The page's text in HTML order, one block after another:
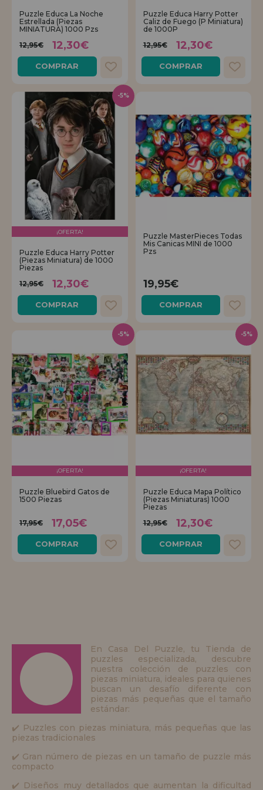
REGISTRO DISTRIBUIDOR
Puzzle Educa La Noche
Estrellada (Piezas
MINIATURA) 1000 Pzs
12,95€
12,30€
COMPRAR
Puzzle Educa Harry Potter
Caliz de Fuego (P Miniatura)
de 1000P
12,95€
12,30€
COMPRAR
¡OFERTA!
Puzzle Educa Harry Potter
(Piezas Miniatura) de 1000
Piezas
12,95€
12,30€
COMPRAR
-5%
Puzzle MasterPieces Todas
Mis Canicas MINI de 1000
Pzs
19,95€
COMPRAR
¡OFERTA!
Puzzle Bluebird Gatos de
1500 Piezas
17,95€ 17,05€
COMPRAR
-5%
¡OFERTA!
Puzzle Educa Mapa Político
(Piezas Miniaturas) 1000
Piezas
12,95€
12,30€
COMPRAR
-5%
En Casa Del Puzzle, tu Tienda de
puzzles especializada, descubre
nuestra colección de puzzles con
piezas miniatura, ideales para quienes
buscan un desafío diferente con
piezas más pequeñas que el tamaño
estándar:
✔️ Puzzles con piezas miniatura, más pequeñas que las
piezas tradicionales
✔️ Gran número de piezas en un tamaño de puzzle más
compacto
✔️ Diseños muy detallados que aumentan la dificultad